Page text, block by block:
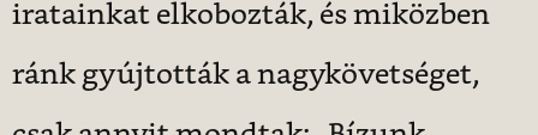
iratainkat elkobozták, és miközben
ránk gyújtották a nagykövetséget,